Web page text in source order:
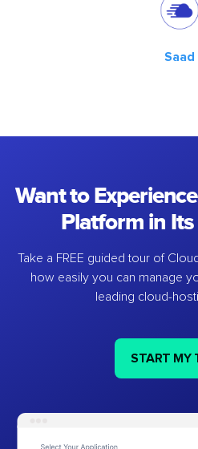
Saad
Want to
Platform in Its
Take a FREE guided tour of
how easily you can manage
leading cloud-
START MY